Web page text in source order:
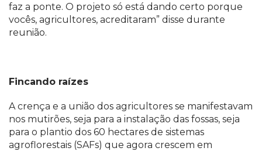
faz a ponte. O projeto só está dando certo porque
vocês, agricultores, acreditaram” disse durante
reunião.
Fincando raízes
A crença e a união dos agricultores se manifestavam
nos mutirões, seja para a instalação das fossas, seja
para o plantio dos 60 hectares de sistemas
agroflorestais (SAFs) que agora crescem em